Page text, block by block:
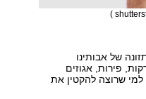
של אבותינו
פירות, אגוזים
למי שרוצה להקטין את